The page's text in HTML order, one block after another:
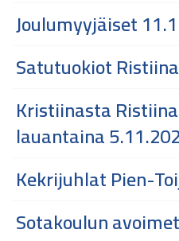
Joulumyyjäiset
Satutuokiot
Kristiinasta
lauantaina
Kekrijuhlat Pien-
Sotakoulun